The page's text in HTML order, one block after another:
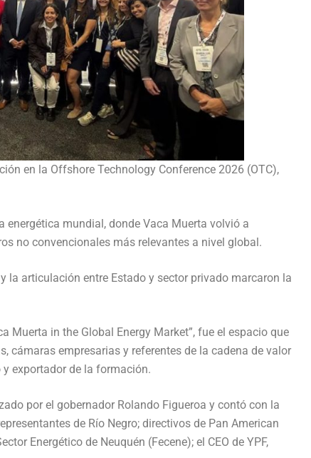
en la Offshore Technology Conference 2026 (OTC),
mundial, donde Vaca Muerta volvió a
no convencionales más relevantes a nivel global.
la articulación entre Estado y sector privado marcaron la
Muerta in the Global Energy Market”, fue el espacio que
cámaras empresarias y referentes de la cadena de valor
exportador de la formación.
por el gobernador Rolando Figueroa y contó con la
de Río Negro; directivos de Pan American
Energético de Neuquén (Fecene); el CEO de YPF,